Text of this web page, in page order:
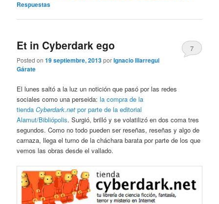
Respuestas
Et in Cyberdark ego
Posted on19 septiembre, 2013porIgnacio Illarregui
Gárate
7
El lunes saltó a la luz un notición que pasó por las redes
sociales como una perseida:la compra de la
tiendaCyberdark.net por parte de la editorial
Alamut/Bibliópolis. Surgió, brilló y se volatilizó en dos coma tres
segundos. Como no todo pueden ser reseñas, reseñas y algo de
carnaza, llega el turno de la cháchara barata por parte de los que
vemos las obras desde el vallado.